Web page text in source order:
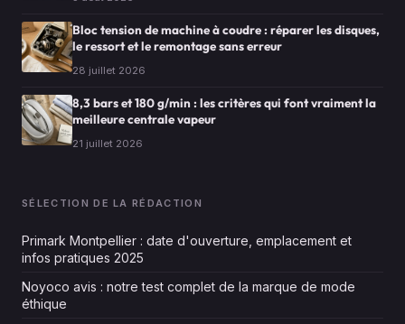
Bloc tension de machine à coudre : réparer les disques,
le ressort et le remontage sans erreur
28 juillet 2026
8,3 bars et 180 g/min : les critères qui font vraiment la
meilleure centrale vapeur
21 juillet 2026
SÉLECTION DE LA RÉDACTION
Primark Montpellier : date d'ouverture, emplacement et
infos pratiques 2025
Noyoco avis : notre test complet de la marque de mode
éthique